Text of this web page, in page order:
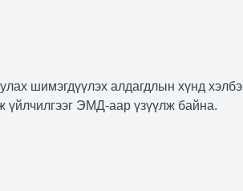
шимэгдүүлэх алдагдлын хүнд
үйлчилгээг ЭМД-аар үзүүлж байна.